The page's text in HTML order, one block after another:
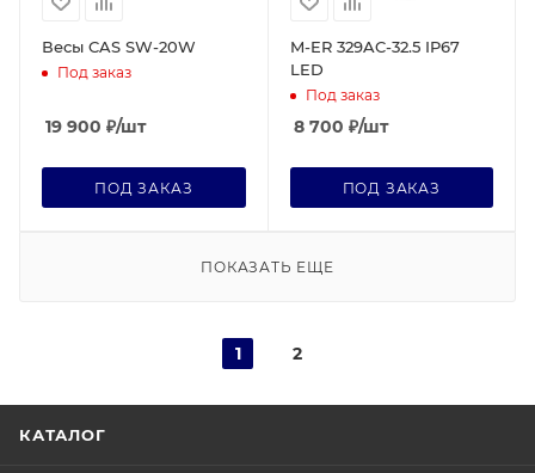
Весы CAS SW-20W
Под заказ
19 900 ₽/шт
ПОД ЗАКАЗ
M-ER 329AC-32.5 IP67
LED
Под заказ
8 700 ₽/шт
ПОД ЗАКАЗ
ПОКАЗАТЬ ЕЩЕ
1 2
КАТАЛОГ